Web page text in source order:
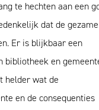
te hechten aan een
dat de
Er is blijkbaar een
bibliotheek en
helder wat de
en de consequenties